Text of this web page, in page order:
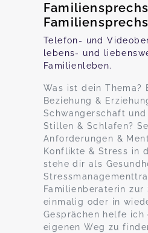
Telefon- und
lebens- und
Familienleben.
Was ist dein Thema?
Beziehung &
Schwangerschaft
Stillen & Schlafen?
Anforderungen &
Konflikte & Stress in
stehe dir als
Familienberaterin
einmalig oder in
Gesprächen helfe ich
eigenen Weg zu